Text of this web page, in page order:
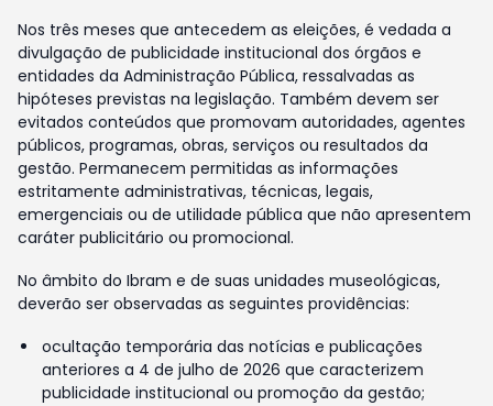
Nos três meses que antecedem as eleições, é vedada a
divulgação de publicidade institucional dos órgãos e
entidades da Administração Pública, ressalvadas as
hipóteses previstas na legislação. Também devem ser
evitados conteúdos que promovam autoridades, agentes
públicos, programas, obras, serviços ou resultados da
gestão. Permanecem permitidas as informações
estritamente administrativas, técnicas, legais,
emergenciais ou de utilidade pública que não apresentem
caráter publicitário ou promocional.
No âmbito do Ibram e de suas unidades museológicas,
deverão ser observadas as seguintes providências:
ocultação temporária das notícias e publicações
anteriores a 4 de julho de 2026 que caracterizem
publicidade institucional ou promoção da gestão;